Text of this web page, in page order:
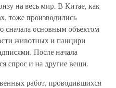
на весь мир. В Китае, как
тоже производились
сначала основным объектом
животных и панцири
После начала
спрос и на другие вещи.
работ, проводившихся